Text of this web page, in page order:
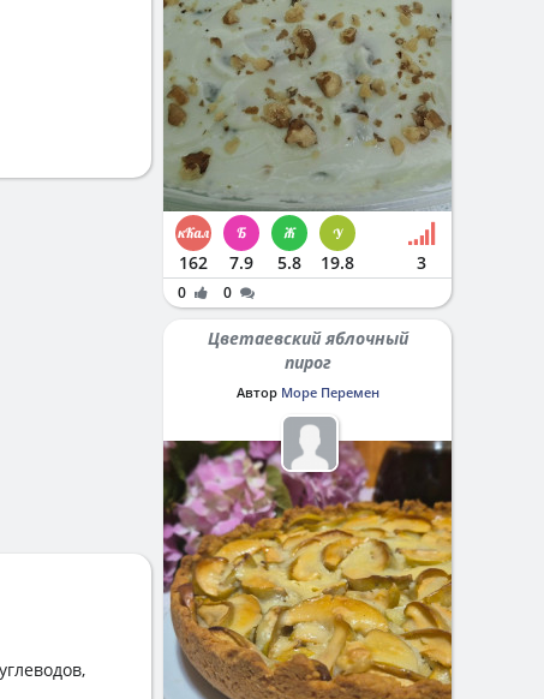
162 7.9 5.8 19.8 3
0 0
Цветаевский яблочный
пирог
Автор Море Перемен